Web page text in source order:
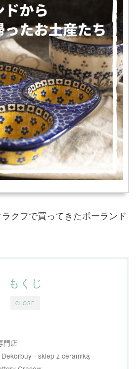
クフで買ってきたポーランド
CLOSE
もくじ
門店
- sklep z ceramiką